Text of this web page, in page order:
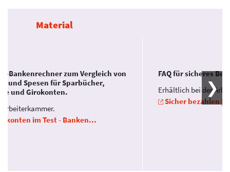
Material
Bankenrechner zum Vergleich von
und Spesen für Sparbücher,
und Girokonten.
Arbeiterkammer.
im Test - Banken...
FAQ für sicheres
Erhältlich bei der
Sicher bezahlen |